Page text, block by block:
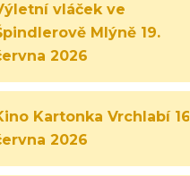
vláček ve
Mlýně 19.
2026
Kartonka Vrchlabí 16.
2026